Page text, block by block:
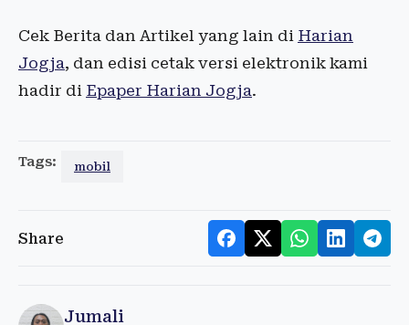
Cek Berita dan Artikel yang lain di Harian
Jogja, dan edisi cetak versi elektronik kami
hadir di Epaper Harian Jogja.
Tags: mobil
Share
Jumali